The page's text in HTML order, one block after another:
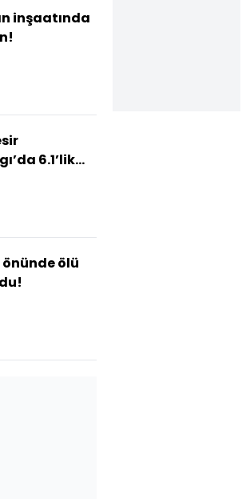
inşaatında
6.1’lik
önünde ölü